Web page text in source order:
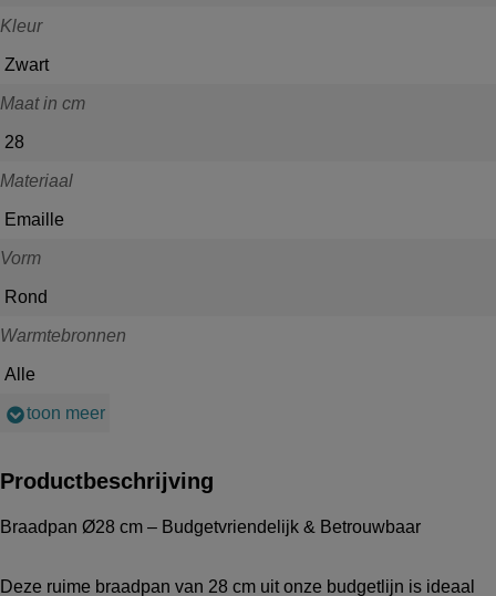
Kleur
Zwart
Maat in cm
28
Materiaal
Emaille
Vorm
Rond
Warmtebronnen
Alle
toon meer
Productbeschrijving
Braadpan Ø28 cm – Budgetvriendelijk & Betrouwbaar
Deze ruime braadpan van 28 cm uit onze budgetlijn is ideaal